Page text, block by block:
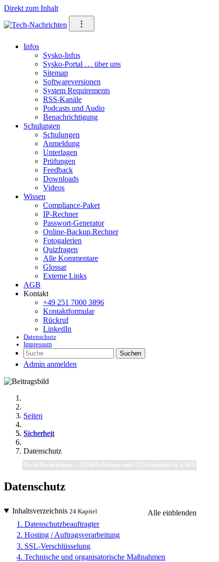
Direkt zum Inhalt
⁝
Infos
Sysko-Infos
Sysko-Portal … über uns
Sitemap
Softwareversionen
System Requirements
RSS-Kanäle
Podcasts und Audio
Benachrichtigung
Schulungen
Schulungen
Anmeldung
Unterlagen
Prüfungen
Feedback
Downloads
Videos
Wissen
Compliance-Paket
IP-Rechner
Passwort-Generator
Online-Backup.Rechner
Fotogalerien
Quizfragen
Alle Kommentare
Glossar
Externe Links
AGB
Kontakt
+49 251 7000 3896
Kontaktformular
Rückruf
LinkedIn
Datenschutz
Impressum
Suchen
Admin anmelden
Seiten
Sicherheit
Datenschutz
Tech-Nachrichten – SYSKO-Wissen und IT-Sicherheit by GWS
Datenschutz
Inhaltsverzeichnis 24 Kapitel
1. Datenschutzbeauftragter
2. Hosting / Auftragsverarbeitung
3. SSL-Verschlüsselung
4. Technische und organisatorische Maßnahmen
Alle einblenden